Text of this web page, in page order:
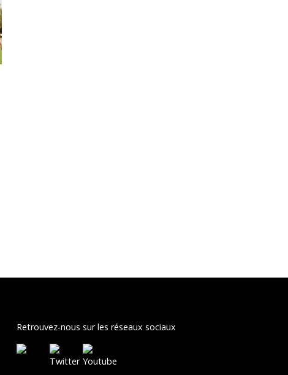
Retrouvez-nous sur les réseaux sociaux